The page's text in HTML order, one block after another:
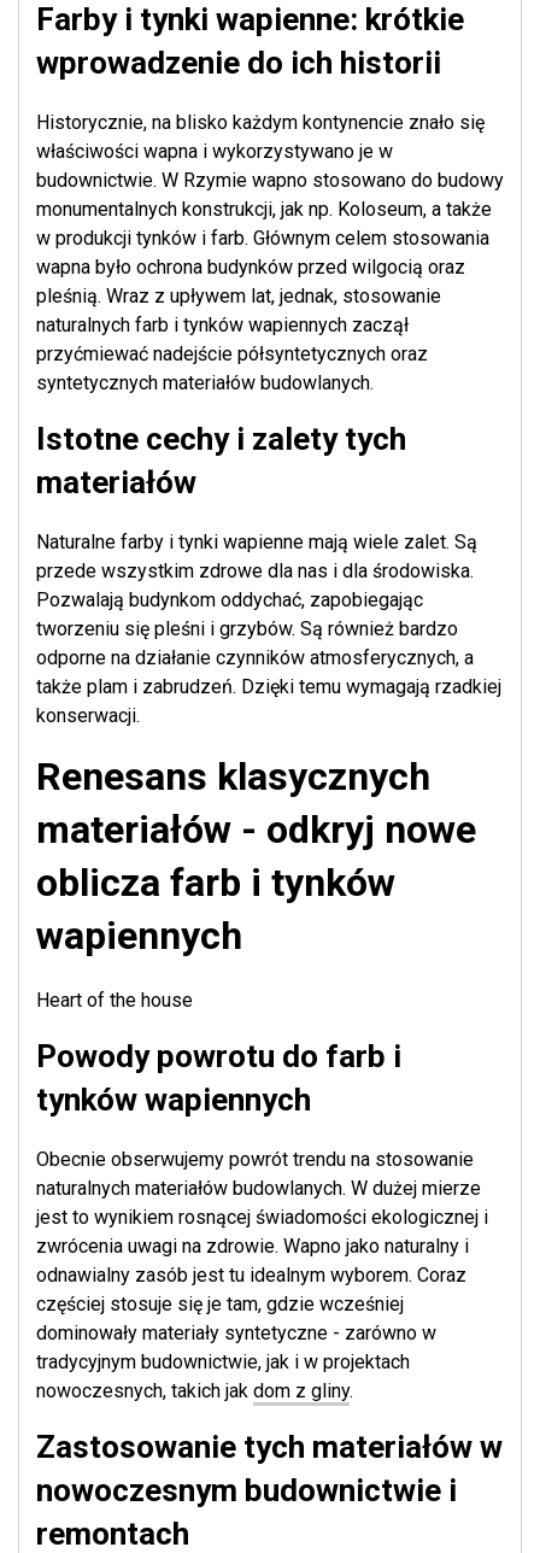
Farby i tynki wapienne: krótkie
wprowadzenie do ich historii
Historycznie, na blisko każdym kontynencie znało się
właściwości wapna i wykorzystywano je w
budownictwie. W Rzymie wapno stosowano do budowy
monumentalnych konstrukcji, jak np. Koloseum, a także
w produkcji tynków i farb. Głównym celem stosowania
wapna było ochrona budynków przed wilgocią oraz
pleśnią. Wraz z upływem lat, jednak, stosowanie
naturalnych farb i tynków wapiennych zaczął
przyćmiewać nadejście półsyntetycznych oraz
syntetycznych materiałów budowlanych.
Istotne cechy i zalety tych
materiałów
Naturalne farby i tynki wapienne mają wiele zalet. Są
przede wszystkim zdrowe dla nas i dla środowiska.
Pozwalają budynkom oddychać, zapobiegając
tworzeniu się pleśni i grzybów. Są również bardzo
odporne na działanie czynników atmosferycznych, a
także plam i zabrudzeń. Dzięki temu wymagają rzadkiej
konserwacji.
Renesans klasycznych
materiałów - odkryj nowe
oblicza farb i tynków
wapiennych
Heart of the house
Powody powrotu do farb i
tynków wapiennych
Obecnie obserwujemy powrót trendu na stosowanie
naturalnych materiałów budowlanych. W dużej mierze
jest to wynikiem rosnącej świadomości ekologicznej i
zwrócenia uwagi na zdrowie. Wapno jako naturalny i
odnawialny zasób jest tu idealnym wyborem. Coraz
częściej stosuje się je tam, gdzie wcześniej
dominowały materiały syntetyczne - zarówno w
tradycyjnym budownictwie, jak i w projektach
nowoczesnych, takich jak dom z gliny.
Zastosowanie tych materiałów w
nowoczesnym budownictwie i
remontach